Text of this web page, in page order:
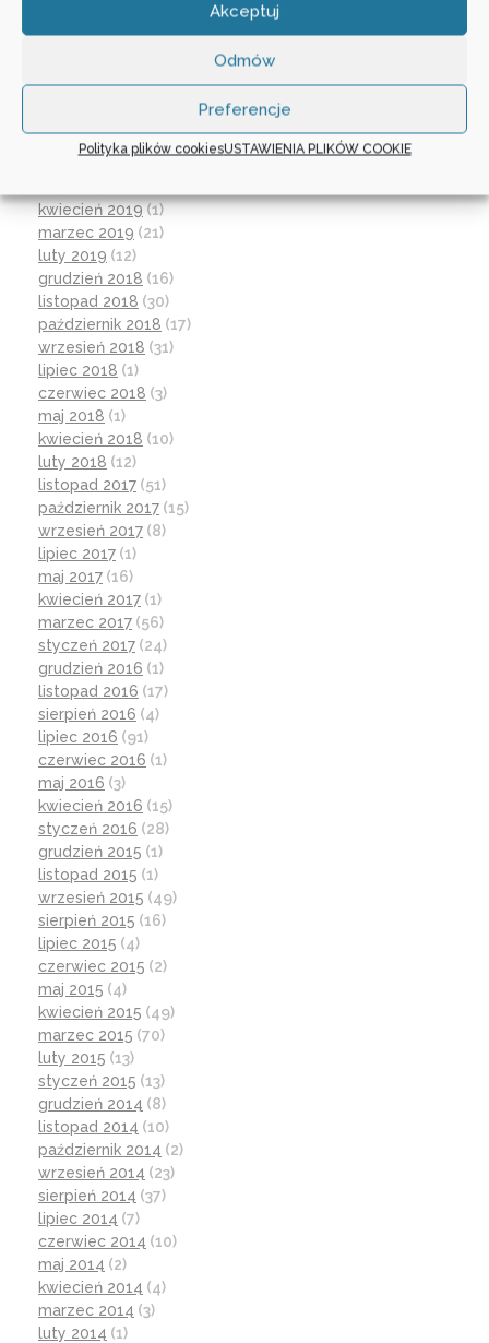
Akceptuj
Odmów
Preferencje
Polityka plików cookiesUSTAWIENIA PLIKÓW COOKIE
wrzesień 2019(12)
kwiecień 2019(1)
marzec 2019 (21)
luty 2019 (12)
grudzień 2018 (16)
listopad 2018 (30)
październik 2018 (17)
wrzesień 2018 (31)
lipiec 2018 (1)
czerwiec 2018 (3)
maj 2018 (1)
kwiecień 2018 (10)
luty 2018 (12)
listopad 2017 (51)
październik 2017 (15)
wrzesień 2017 (8)
lipiec 2017 (1)
maj 2017 (16)
kwiecień 2017 (1)
marzec 2017 (56)
styczeń 2017 (24)
grudzień 2016 (1)
listopad 2016 (17)
sierpień 2016 (4)
lipiec 2016 (91)
czerwiec 2016 (1)
maj 2016 (3)
kwiecień 2016 (15)
styczeń 2016 (28)
grudzień 2015 (1)
listopad 2015 (1)
wrzesień 2015 (49)
sierpień 2015 (16)
lipiec 2015 (4)
czerwiec 2015 (2)
maj 2015 (4)
kwiecień 2015 (49)
marzec 2015 (70)
luty 2015 (13)
styczeń 2015 (13)
grudzień 2014 (8)
listopad 2014 (10)
październik 2014 (2)
wrzesień 2014 (23)
sierpień 2014 (37)
lipiec 2014 (7)
czerwiec 2014 (10)
maj 2014 (2)
kwiecień 2014 (4)
marzec 2014 (3)
luty 2014 (1)